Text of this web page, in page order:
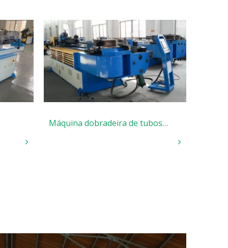
Máquina dobradeira de tubos